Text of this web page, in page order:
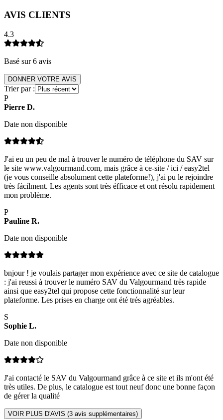
AVIS CLIENTS
4.3
Basé sur6 avis
DONNER VOTRE AVIS
Trier par :
P
Pierre D.
Date non disponible
J'ai eu un peu de mal à trouver le numéro de téléphone du SAV sur
le site www.valgourmand.com, mais grâce à ce-site / ici / easy2tel
(je vous conseille absolument cette plateforme!), j'ai pu le rejoindre
très fácilment. Les agents sont très éfficace et ont résolu rapidement
mon problème.
P
Pauline R.
Date non disponible
bnjour ! je voulais partager mon expérience avec ce site de catalogue
: j'ai reussi à trouver le numéro SAV du Valgourmand très rapide
ainsi que easy2tel qui propose cette fonctionnalité sur leur
plateforme. Les prises en charge ont été trés agréables.
S
Sophie L.
Date non disponible
J'ai contacté le SAV du Valgourmand grâce à ce site et ils m'ont été
très utiles. De plus, le catalogue est tout neuf donc une bonne façon
de gérer la qualité
VOIR PLUS D'AVIS (3 avis supplémentaires)